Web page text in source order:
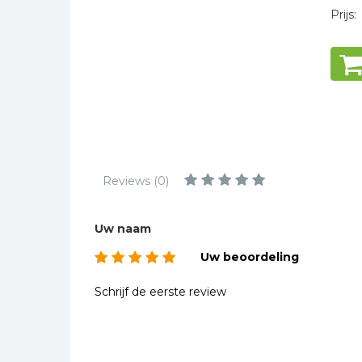
Romans
Taalstudie
op
Prijs:
Reviews (0)
Uw naam
Uw beoordeling
Schrijf de eerste review